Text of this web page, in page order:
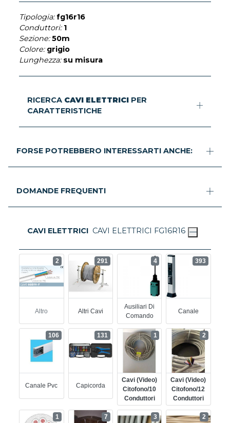
Tipologia: fg16r16
Conduttori: 1
Sezione: 50m
Colore: grigio
Lunghezza: su misura
RICERCA CAVI ELETTRICI PER
CARATTERISTICHE
FORSE POTREBBERO INTERESSARTI ANCHE:
DOMANDE FREQUENTI
CAVI ELETTRICI CAVI ELETTRICI FG16R16
Altro
2
Altri Cavi
291
Ausiliari Di
Comando
4
Canale
393
Canale Pvc
106
Capicorda
131
Cavi (video)
Citofono/10
Conduttori
1
Cavi (video)
Citofono/12
Conduttori
2
1 7 3 2